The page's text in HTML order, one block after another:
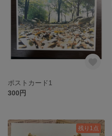
ポストカード1
300円
残り1点